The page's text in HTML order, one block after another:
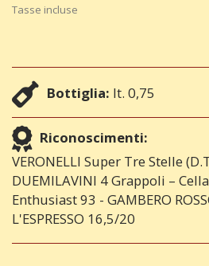
Tasse incluse
Bottiglia: lt. 0,75
Riconoscimenti:
VERONELLI Super Tre Stelle
DUEMILAVINI 4 Grappoli –
Enthusiast 93 - GAMBERO
L'ESPRESSO 16,5/20